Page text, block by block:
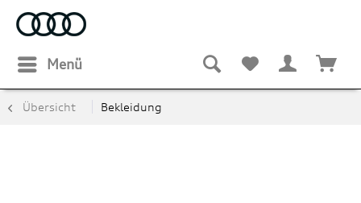
Menü
Übersicht Bekleidung